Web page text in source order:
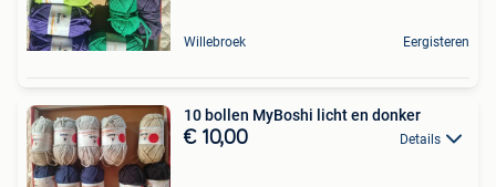
Willebroek Eergisteren
10 bollen MyBoshi licht en donker
€ 10,00 Details